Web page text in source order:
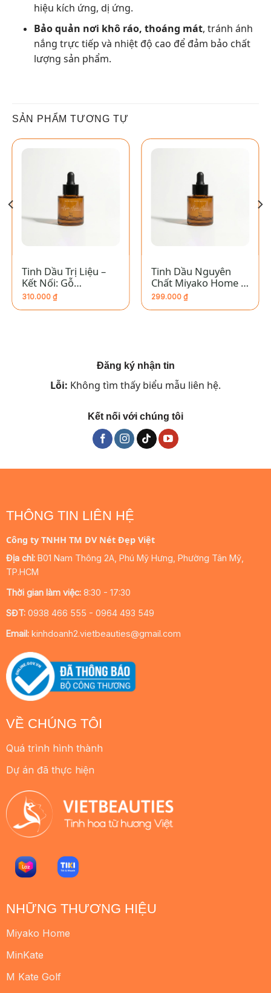
hiệu kích ứng, dị ứng.
Bảo quản nơi khô ráo, thoáng mát, tránh ánh
nắng trực tiếp và nhiệt độ cao để đảm bảo chất
lượng sản phẩm.
SẢN PHẨM TƯƠNG TỰ
Tinh Dầu Trị Liệu –
Kết Nối: Gỗ
Caribbean
310.000 ₫
Tinh Dầu Nguyên
Chất Miyako Home –
Nhân Mã
299.000 ₫
Đăng ký nhận tin
Lỗi: Không tìm thấy biểu mẫu liên hệ.
Kết nối với chúng tôi
VỀ CHÚNG TÔI
Quá trình hình thành
Dự án đã thực hiện
NHỮNG THƯƠNG HIỆU
Miyako Home
MinKate
M Kate Golf
THÔNG TIN LIÊN HỆ
Công ty TNHH TM DV Nét Đẹp Việt
Địa chỉ: B01 Nam Thông 2A, Phú Mỹ Hưng, Phường Tân Mỹ,
TP.HCM
Thời gian làm việc:8:30 - 17:30
SĐT:0938 466 555 - 0964 493 549
Email:kinhdoanh2.vietbeauties@gmail.com